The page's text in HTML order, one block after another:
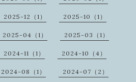
2025-12（1） 2025-10（1）
2025-04（1） 2025-03（1）
2024-11（1） 2024-10（4）
2024-08（1） 2024-07（2）